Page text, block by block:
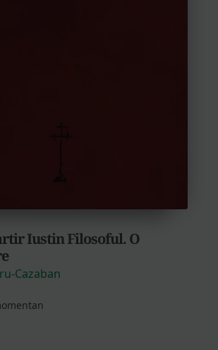
Iustin Filosoful. O
Cazaban